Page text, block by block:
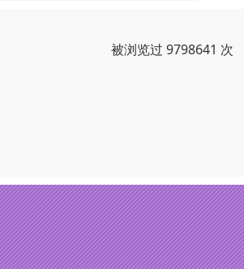
被浏览过 9798641 次